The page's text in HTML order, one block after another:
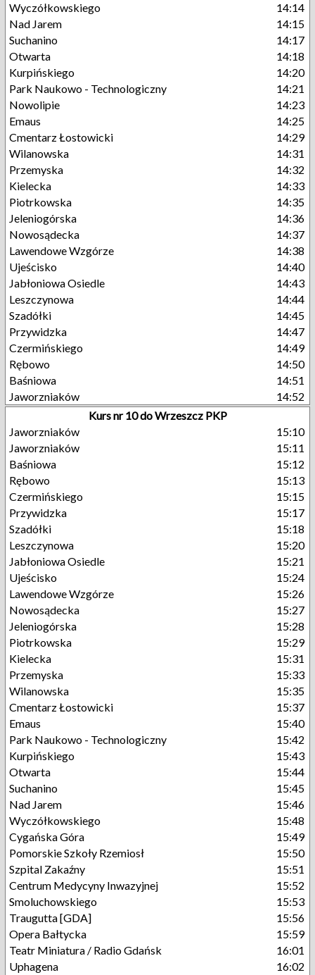
Wyczółkowskiego
14:14
Nad Jarem
14:15
Suchanino
14:17
Otwarta
14:18
Kurpińskiego
14:20
Park Naukowo - Technologiczny
14:21
Nowolipie
14:23
Emaus
14:25
Cmentarz Łostowicki
14:29
Wilanowska
14:31
Przemyska
14:32
Kielecka
14:33
Piotrkowska
14:35
Jeleniogórska
14:36
Nowosądecka
14:37
Lawendowe Wzgórze
14:38
Ujeścisko
14:40
Jabłoniowa Osiedle
14:43
Leszczynowa
14:44
Szadółki
14:45
Przywidzka
14:47
Czermińskiego
14:49
Rębowo
14:50
Baśniowa
14:51
Jaworzniaków
14:52
Kurs nr 10 do Wrzeszcz PKP
Jaworzniaków
15:10
Jaworzniaków
15:11
Baśniowa
15:12
Rębowo
15:13
Czermińskiego
15:15
Przywidzka
15:17
Szadółki
15:18
Leszczynowa
15:20
Jabłoniowa Osiedle
15:21
Ujeścisko
15:24
Lawendowe Wzgórze
15:26
Nowosądecka
15:27
Jeleniogórska
15:28
Piotrkowska
15:29
Kielecka
15:31
Przemyska
15:33
Wilanowska
15:35
Cmentarz Łostowicki
15:37
Emaus
15:40
Park Naukowo - Technologiczny
15:42
Kurpińskiego
15:43
Otwarta
15:44
Suchanino
15:45
Nad Jarem
15:46
Wyczółkowskiego
15:48
Cygańska Góra
15:49
Pomorskie Szkoły Rzemiosł
15:50
Szpital Zakaźny
15:51
Centrum Medycyny Inwazyjnej
15:52
Smoluchowskiego
15:53
Traugutta [GDA]
15:56
Opera Bałtycka
15:59
Teatr Miniatura / Radio Gdańsk
16:01
Uphagena
16:02